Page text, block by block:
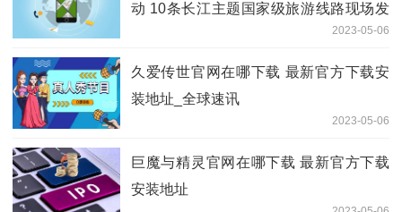
动 10条长江主题国家级旅游线路现场发
2023-05-06
久爱传世官网在哪下载 最新官方下载安
装地址_全球速讯
2023-05-06
巨魔与精灵官网在哪下载 最新官方下载
安装地址